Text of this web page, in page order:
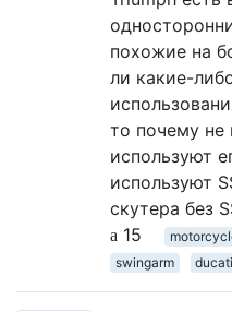
похожие на
ли какие-
то почему не
используют
используют
скутера без
15
swingarm
ducati